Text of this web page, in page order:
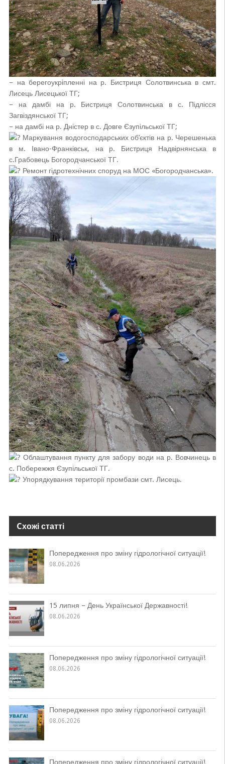
– на берегоукріпленні на р. Бистриця Солотвинська в смт.
Лисець Лисецької ТГ;
– на дамбі на р. Бистриця Солотвинська в с. Підлісся
Загвіздянської ТГ;
– на дамбі на р. Дністер в с. Довге Єзупільської ТГ;
Маркування водогосподарських об’єктів на р. Черешенька
в м. Івано-Франківськ, на р. Бистриця Надвірнянська в
с.Грабовець Богородчанської ТГ.
Ремонт гідротехнічних споруд на МОС «Богородчанська».
Облаштування пункту для забору води на р. Вовчинець в
с. Побережжя Єзупільської ТГ.
Упорядкування території промбази смт. Лисець.
Cхожі статті
Попередження про зміну гідрологічної ситуації!
08.06.2026
15 липня – День Української Державності!
08.06.2026
Попередження про зміну гідрологічної ситуації!
08.06.2026
Попередження про зміну гідрологічної ситуації!
08.06.2026
Попередження про зміну гідрологічної ситуації!